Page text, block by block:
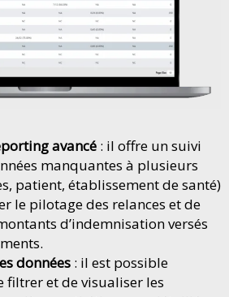
avancé : il offre un suivi
manquantes à plusieurs
patient, établissement de santé)
le pilotage des relances et de
d’indemnisation versés
données : il est possible
filtrer et de visualiser les